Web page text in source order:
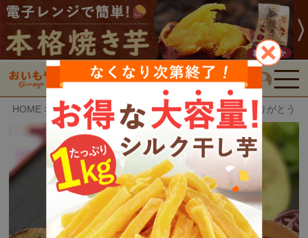
検索
HOME おいもや特選スイーツ お芋どら焼き (5個) [ありがとう・